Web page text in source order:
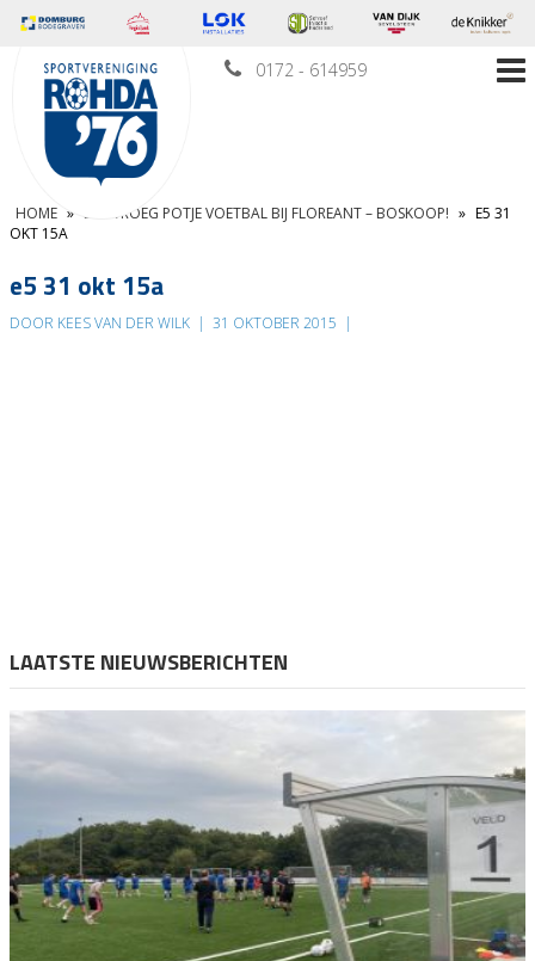
0172 - 614959
HOME » EEN VROEG POTJE VOETBAL BIJ FLOREANT – BOSKOOP! » E5 31
OKT 15A
e5 31 okt 15a
DOOR KEES VAN DER WILK | 31 OKTOBER 2015 |
LAATSTE NIEUWSBERICHTEN